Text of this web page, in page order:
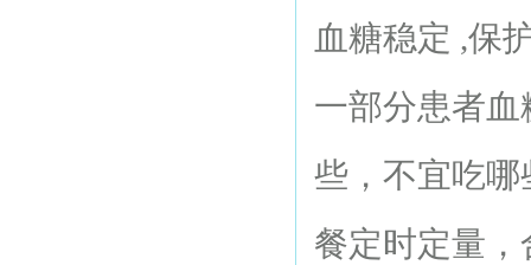
血糖稳定 ,保
一部分患者
些，不宜吃
餐定时定量